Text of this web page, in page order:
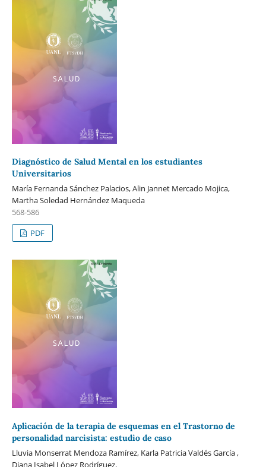
Diagnóstico de Salud Mental en los estudiantes
Universitarios
María Fernanda Sánchez Palacios, Alin Jannet Mercado Mojica,
Martha Soledad Hernández Maqueda
568-586
PDF
Aplicación de la terapia de esquemas en el Trastorno de
personalidad narcisista: estudio de caso
Lluvia Monserrat Mendoza Ramírez, Karla Patricia Valdés García ,
Diana Isabel López Rodríguez,